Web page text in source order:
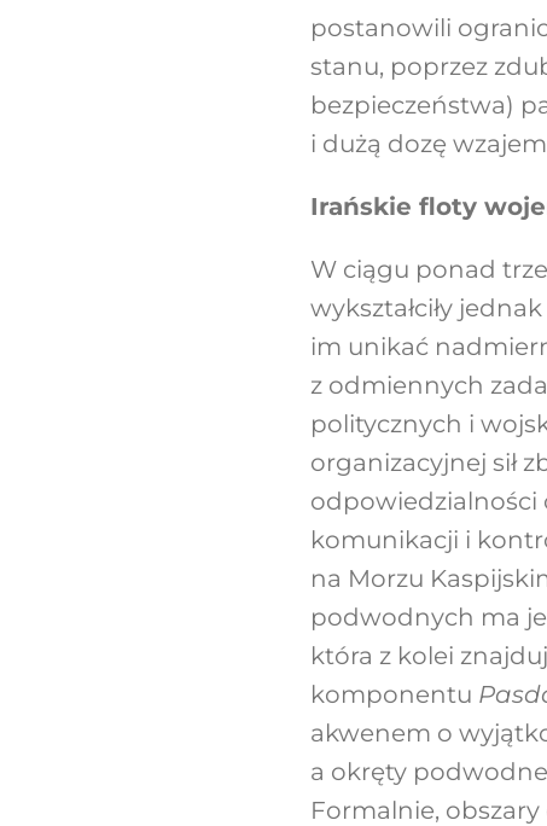
postanowili
stanu, poprzez
bezpieczeństwa)
i dużą dozę
Irańskie floty
W ciągu ponad
wykształciły
im unikać
z odmiennych
politycznych i
organizacyjnej sił
odpowiedzialności
komunikacji i
na Morzu
podwodnych ma
która z kolei
komponentu
akwenem o
a okręty
Formalnie,